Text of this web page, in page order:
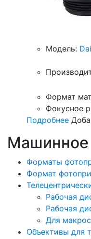
Модель:
Формат
Фокусное
Подробнее
Машинное
Форматы
Формат
Рабочая
Рабочая
Для
Объективы для